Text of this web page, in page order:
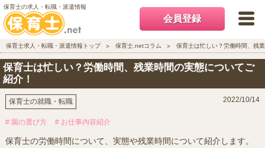
保育士の求人・転職・派遣情報
会員登録
保育士求人・転職・派遣情報トップ 保育士.netコラム 保育士は忙しい？労働時間、残
保育士は忙しい？労働時間、残業時間の実態についてご
紹介！
保育士の就職・転職 2022/10/14
# 園の選び方 # お仕事内容紹介
保育士の労働時間について、実態や残業時間について紹介します。